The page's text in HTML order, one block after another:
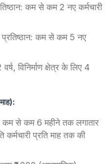
कम से कम 2 नए कर्मचारी
प्रतिष्ठान: कम से कम 5 नए
विनिर्माण क्षेत्र के लिए 4
कम से कम 6 महीने तक लगातार
कर्मचारी प्रति माह तक की